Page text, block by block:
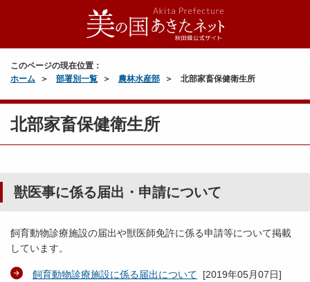
このページの現在位置：
ホーム
部署別一覧 農林水産部 北部家畜保健衛生所
北部家畜保健衛生所
獣医事に係る届出・申請について
飼育動物診療施設の届出や獣医師免許に係る申請等について掲載
しています。
飼育動物診療施設に係る届出について [2019年05月07日]